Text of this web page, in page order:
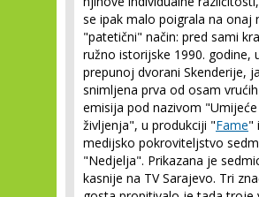
se ipak malo poigrala na onaj
"patetični" način: pred sami
ružno istorijske 1990. godine,
prepunoj dvorani Skenderije,
snimljena prva od osam
emisija pod nazivom "Umijeće
življenja", u produkciji "Fame"
medijsko pokroviteljstvo
"Nedjelja". Prikazana je
kasnije na TV Sarajevo. Tri